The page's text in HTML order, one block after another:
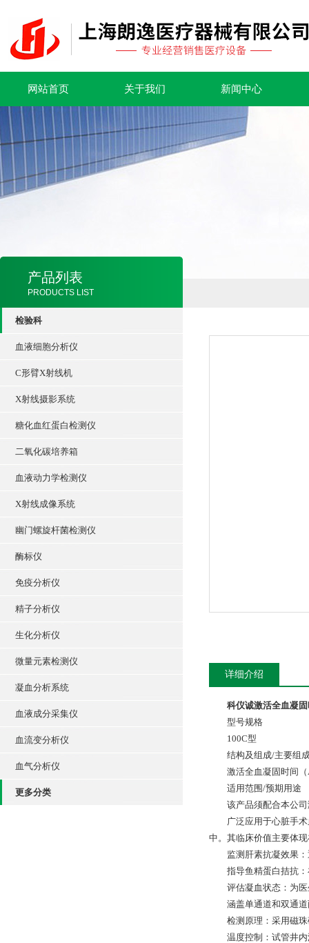
网站首页 关于我们 新闻中心
产品列表
PRODUCTS LIST
检验科
血液细胞分析仪
C形臂X射线机
X射线摄影系统
糖化血红蛋白检测仪
二氧化碳培养箱
血液动力学检测仪
X射线成像系统
幽门螺旋杆菌检测仪
酶标仪
免疫分析仪
精子分析仪
生化分析仪
微量元素检测仪
凝血分析系统
血液成分采集仪
血流变分析仪
血气分析仪
更多分类
详细介绍
科仪诚激活全血凝
型号规格
100C型
结构及组成/主要组
激活全血凝固时间
适用范围/预期用途
该产品须配合本公
广泛应用于心脏手
中。其临床价值主要体
监测肝素抗凝效果
指导鱼精蛋白拮抗
评估凝血状态：为
涵盖单通道和双通
检测原理：采用磁
温度控制：试管井